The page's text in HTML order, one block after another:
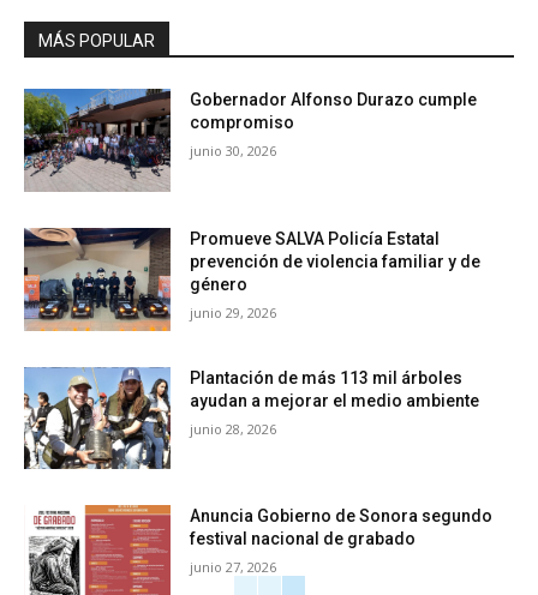
MÁS POPULAR
Gobernador Alfonso Durazo cumple
compromiso
junio 30, 2026
Promueve SALVA Policía Estatal
prevención de violencia familiar y de
género
junio 29, 2026
Plantación de más 113 mil árboles
ayudan a mejorar el medio ambiente
junio 28, 2026
Anuncia Gobierno de Sonora segundo
festival nacional de grabado
junio 27, 2026